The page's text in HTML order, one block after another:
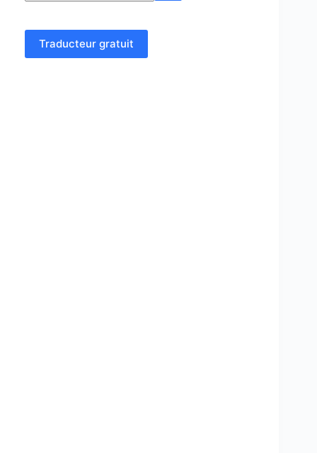
Traducteur gratuit